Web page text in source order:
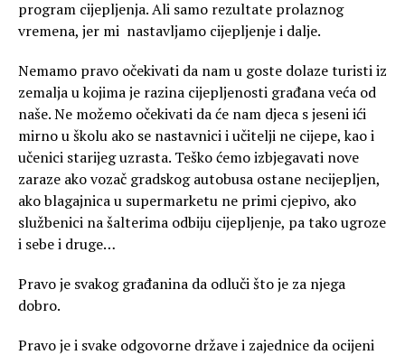
program cijepljenja. Ali samo rezultate prolaznog
vremena, jer mi nastavljamo cijepljenje i dalje.
Nemamo pravo očekivati da nam u goste dolaze turisti iz
zemalja u kojima je razina cijepljenosti građana veća od
naše. Ne možemo očekivati da će nam djeca s jeseni ići
mirno u školu ako se nastavnici i učitelji ne cijepe, kao i
učenici starijeg uzrasta. Teško ćemo izbjegavati nove
zaraze ako vozač gradskog autobusa ostane necijepljen,
ako blagajnica u supermarketu ne primi cjepivo, ako
službenici na šalterima odbiju cijepljenje, pa tako ugroze
i sebe i druge…
Pravo je svakog građanina da odluči što je za njega
dobro.
Pravo je i svake odgovorne države i zajednice da ocijeni